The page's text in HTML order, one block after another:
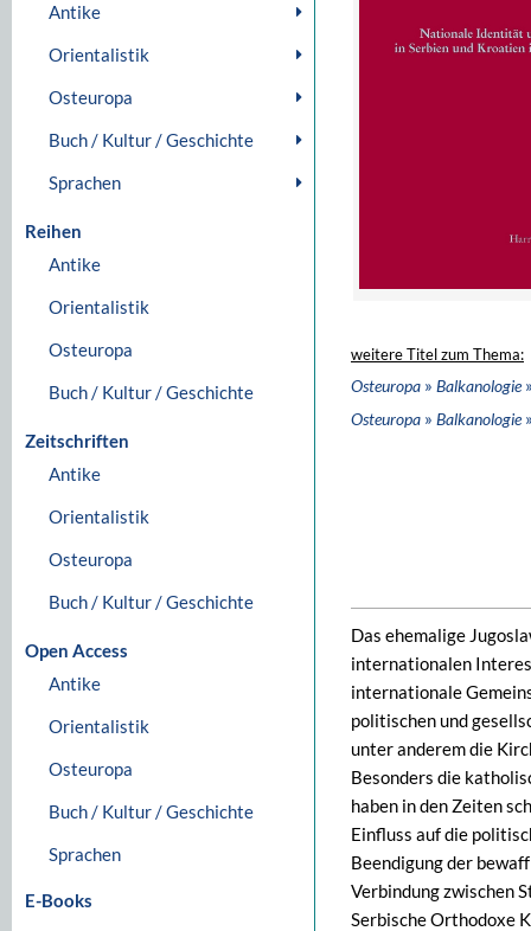
Antike
Orientalistik
Osteuropa
Buch / Kultur / Geschichte
Sprachen
Reihen
Antike
Orientalistik
Osteuropa
Buch / Kultur / Geschichte
Zeitschriften
Antike
Orientalistik
Osteuropa
Buch / Kultur / Geschichte
Open Access
Antike
Orientalistik
Osteuropa
Buch / Kultur / Geschichte
Sprachen
E-Books
weitere Titel zum Thema:
Osteuropa » Balkanologie
Osteuropa » Balkanologie
Das ehemalige
internationalen
internationale
politischen und
unter anderem die
Besonders die
haben in den Zeiten
Einfluss auf die
Beendigung der
Verbindung zwischen
Serbische Orthodoxe